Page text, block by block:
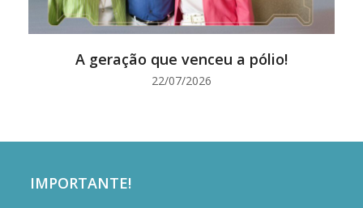
A geração que venceu a pólio!
22/07/2026
IMPORTANTE!